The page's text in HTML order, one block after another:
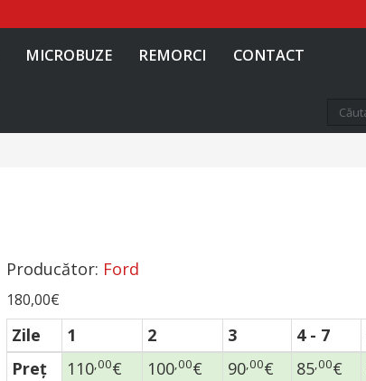
MICROBUZE REMORCI CONTACT
Producător: Ford
180,00€
Zile 1 2 3 4 - 7
Preţ
110,00€ 100,00€ 90,00€ 85,00€